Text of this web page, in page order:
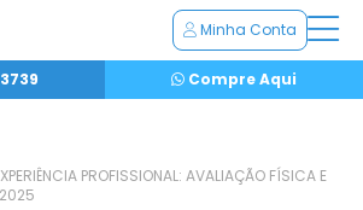
Minha Conta
Compre Aqui
PROFISSIONAL: AVALIAÇÃO FÍSICA E